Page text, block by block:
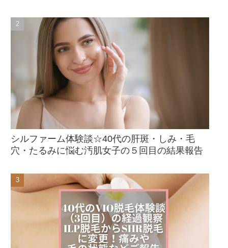
シルファーム体験談☆40代の肝斑・しみ・毛
穴・たるみに悩む汚肌女子の５回目の結果報告